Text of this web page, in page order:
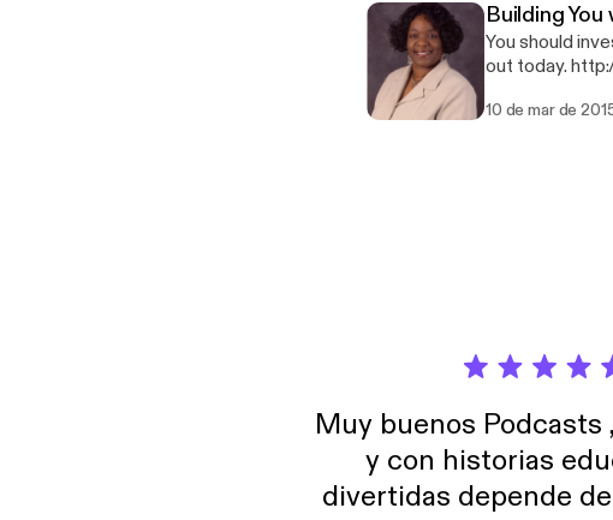
Building
You should
out today.
10 de mar de
Muy buenos
y con historias
divertidas depende